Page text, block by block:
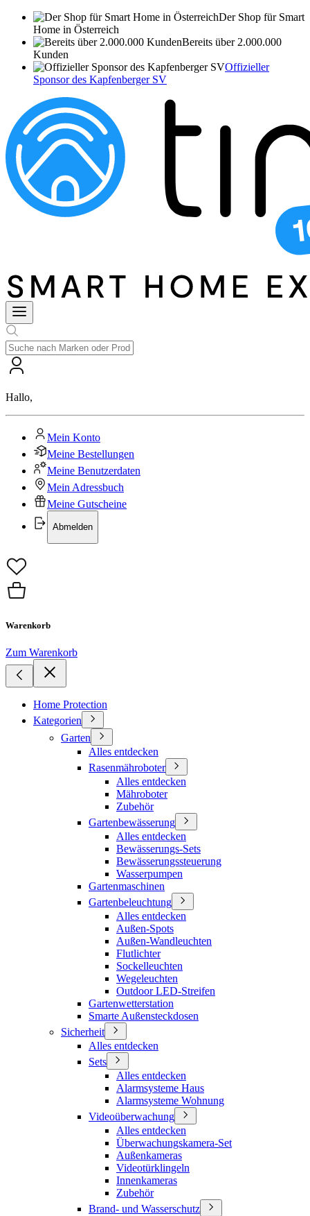
Der Shop für Smart
Home in Österreich
Bereits über 2.000.000
Kunden
Offizieller
Sponsor des Kapfenberger SV
Hallo,
Mein Konto
Meine Bestellungen
Meine Benutzerdaten
Mein Adressbuch
Meine Gutscheine
Abmelden
Warenkorb
Zum Warenkorb
Home Protection
Kategorien
Garten
Alles entdecken
Rasenmähroboter
Alles entdecken
Mähroboter
Zubehör
Gartenbewässerung
Alles entdecken
Bewässerungs-Sets
Bewässerungssteuerung
Wasserpumpen
Gartenmaschinen
Gartenbeleuchtung
Alles entdecken
Außen-Spots
Außen-Wandleuchten
Flutlichter
Sockelleuchten
Wegeleuchten
Outdoor LED-Streifen
Gartenwetterstation
Smarte Außensteckdosen
Sicherheit
Alles entdecken
Sets
Alles entdecken
Alarmsysteme Haus
Alarmsysteme Wohnung
Videoüberwachung
Alles entdecken
Überwachungskamera-Set
Außenkameras
Videotürklingeln
Innenkameras
Zubehör
Brand- und Wasserschutz